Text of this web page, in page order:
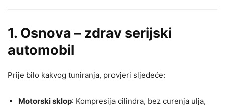
1. Osnova – zdrav serijski
automobil
Prije bilo kakvog tuniranja, provjeri sljedeće:
Motorski sklop: Kompresija cilindra, bez curenja ulja,